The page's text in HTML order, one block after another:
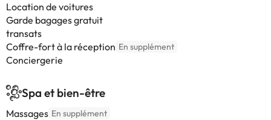
Location de voitures
Garde bagages gratuit
transats
Coffre-fort à la réception En supplément
Conciergerie
Spa et bien-être
Massages En supplément